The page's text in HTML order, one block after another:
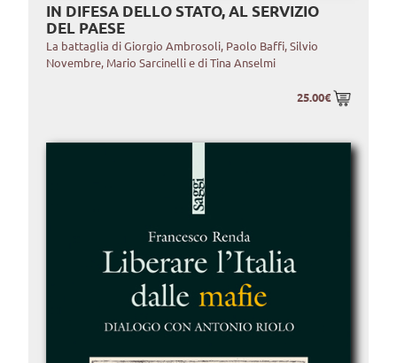
IN DIFESA DELLO STATO, AL SERVIZIO
DEL PAESE
La battaglia di Giorgio Ambrosoli, Paolo Baffi, Silvio
Novembre, Mario Sarcinelli e di Tina Anselmi
25.00€